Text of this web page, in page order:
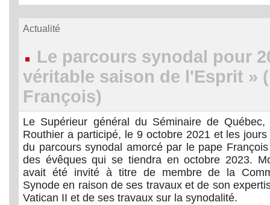
Actualité
Le parcours synodal pour
véritable saison de l'Esprit »
François)
Le Supérieur général du Séminaire de Québec,
Routhier a participé, le 9 octobre 2021 et les
du parcours synodal amorcé par le pape
des évêques qui se tiendra en octobre 2023.
avait été invité à titre de membre de la
Synode en raison de ses travaux et de son
Vatican II et de ses travaux sur la synodalité.